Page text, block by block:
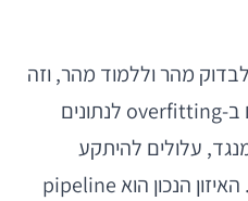
מהר וללמוד מהר, וזה
יתרון — אך הם גם מסתכנים ב-overfitting לנתונים
מנגד, עלולים להיתקע
בתהליכי בדיקה איטיים מדי. האיזון הנכון הוא pipeline